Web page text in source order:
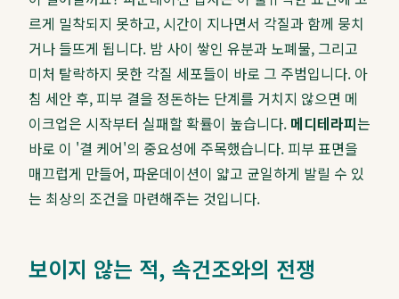
르게 밀착되지 못하고, 시간이 지나면서 각질과 함께 뭉치
거나 들뜨게 됩니다. 밤 사이 쌓인 유분과 노폐물, 그리고
미처 탈락하지 못한 각질 세포들이 바로 그 주범입니다. 아
침 세안 후, 피부 결을 정돈하는 단계를 거치지 않으면 메
이크업은 시작부터 실패할 확률이 높습니다. 메디테라피는
바로 이 '결 케어'의 중요성에 주목했습니다. 피부 표면을
매끄럽게 만들어, 파운데이션이 얇고 균일하게 발릴 수 있
는 최상의 조건을 마련해주는 것입니다.
보이지 않는 적, 속건조와의 전쟁